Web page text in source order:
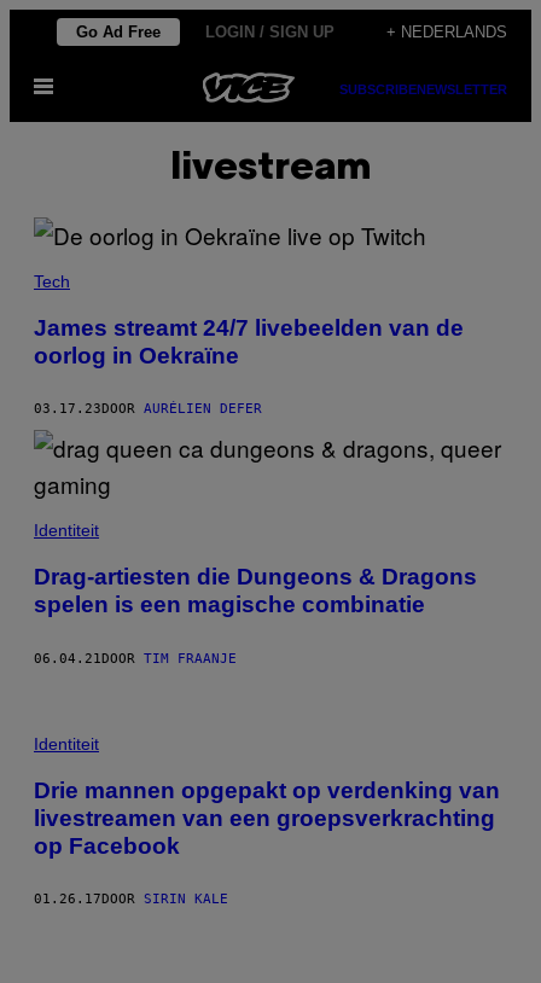
de
Go Ad Free LOGIN / SIGN UP + NEDERLANDS
Open
SUBSCRIBENEWSLETTER
livestream
Tech
James streamt 24/7 livebeelden van de
oorlog in Oekraïne
03.17.23 DOOR AURÉLIEN DEFER
Identiteit
Drag-artiesten die Dungeons & Dragons
spelen is een magische combinatie
06.04.21DOOR TIM FRAANJE
Identiteit
Drie mannen opgepakt op verdenking van
livestreamen van een groepsverkrachting
op Facebook
01.26.17 DOOR SIRIN KALE